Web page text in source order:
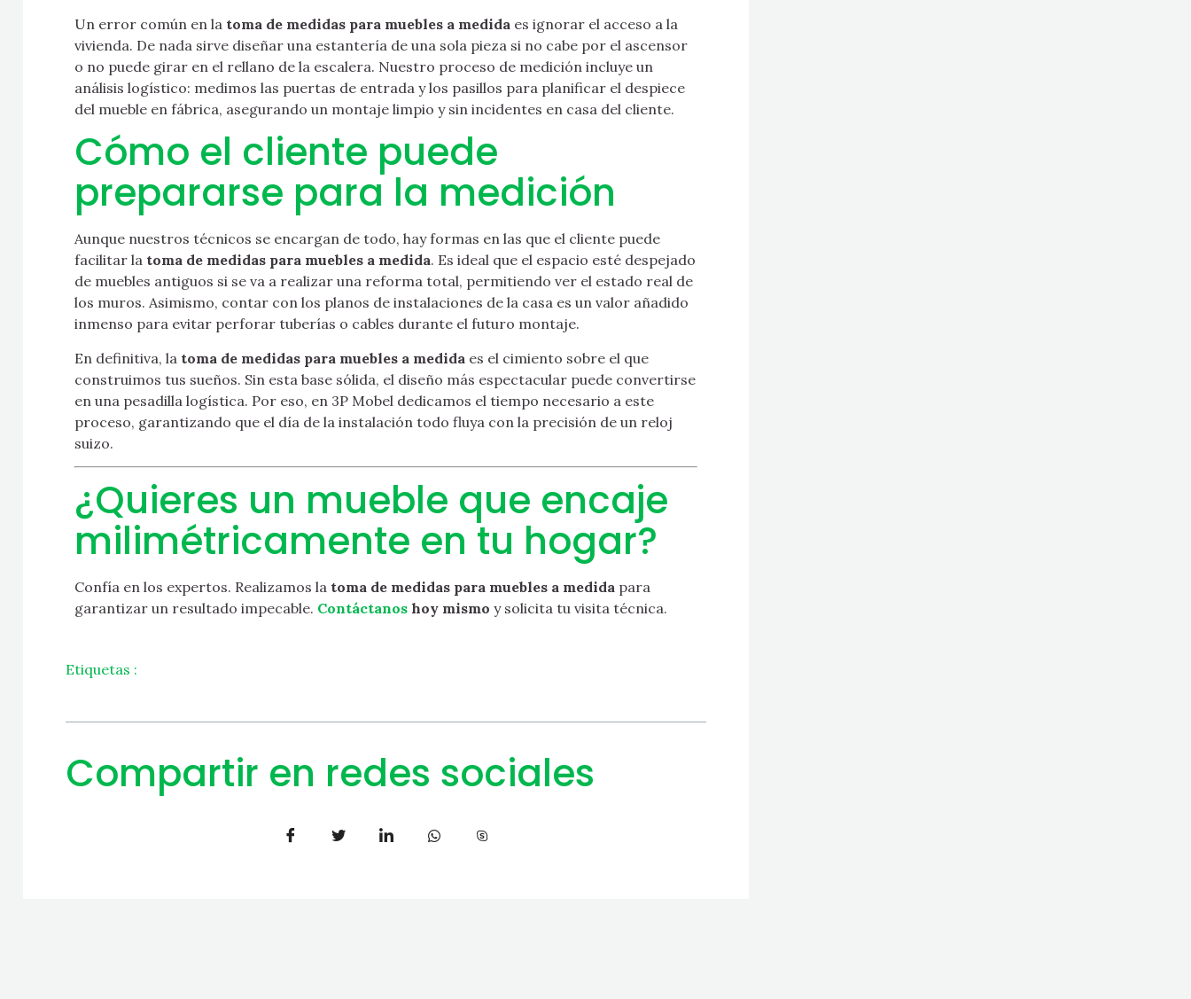
Un error común en la toma de medidas para muebles a medida es ignorar el acceso a la
vivienda. De nada sirve diseñar una estantería de una sola pieza si no cabe por el ascensor
o no puede girar en el rellano de la escalera. Nuestro proceso de medición incluye un
análisis logístico: medimos las puertas de entrada y los pasillos para planificar el despiece
del mueble en fábrica, asegurando un montaje limpio y sin incidentes en casa del cliente.
Cómo el cliente puede
prepararse para la medición
Aunque nuestros técnicos se encargan de todo, hay formas en las que el cliente puede
facilitar la toma de medidas para muebles a medida. Es ideal que el espacio esté despejado
de muebles antiguos si se va a realizar una reforma total, permitiendo ver el estado real de
los muros. Asimismo, contar con los planos de instalaciones de la casa es un valor añadido
inmenso para evitar perforar tuberías o cables durante el futuro montaje.
En definitiva, la toma de medidas para muebles a medida es el cimiento sobre el que
construimos tus sueños. Sin esta base sólida, el diseño más espectacular puede convertirse
en una pesadilla logística. Por eso, en 3P Mobel dedicamos el tiempo necesario a este
proceso, garantizando que el día de la instalación todo fluya con la precisión de un reloj
suizo.
¿Quieres un mueble que encaje
milimétricamente en tu hogar?
Confía en los expertos. Realizamos la toma de medidas para muebles a medida para
garantizar un resultado impecable. Contáctanos hoy mismo y solicita tu visita técnica.
Etiquetas :
Compartir en redes sociales